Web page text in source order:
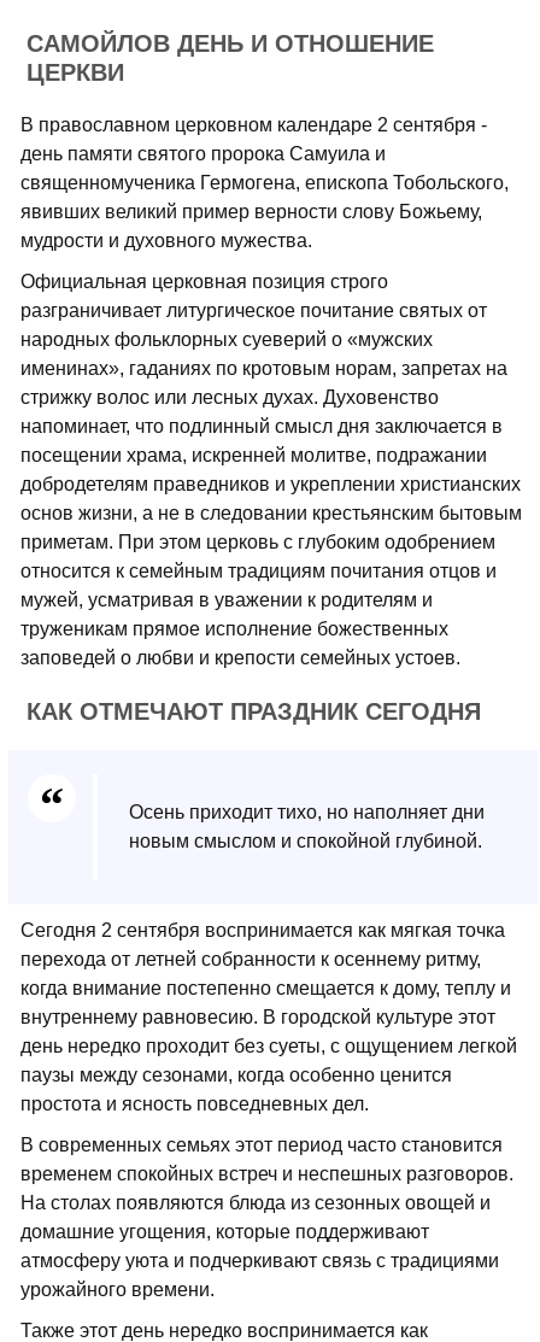
САМОЙЛОВ ДЕНЬ И ОТНОШЕНИЕ
ЦЕРКВИ
В православном церковном календаре 2 сентября -
день памяти святого пророка Самуила и
священномученика Гермогена, епископа Тобольского,
явивших великий пример верности слову Божьему,
мудрости и духовного мужества.
Официальная церковная позиция строго
разграничивает литургическое почитание святых от
народных фольклорных суеверий о «мужских
именинах», гаданиях по кротовым норам, запретах на
стрижку волос или лесных духах. Духовенство
напоминает, что подлинный смысл дня заключается в
посещении храма, искренней молитве, подражании
добродетелям праведников и укреплении христианских
основ жизни, а не в следовании крестьянским бытовым
приметам. При этом церковь с глубоким одобрением
относится к семейным традициям почитания отцов и
мужей, усматривая в уважении к родителям и
труженикам прямое исполнение божественных
заповедей о любви и крепости семейных устоев.
КАК ОТМЕЧАЮТ ПРАЗДНИК СЕГОДНЯ
Осень приходит тихо, но наполняет дни
новым смыслом и спокойной глубиной.
Сегодня 2 сентября воспринимается как мягкая точка
перехода от летней собранности к осеннему ритму,
когда внимание постепенно смещается к дому, теплу и
внутреннему равновесию. В городской культуре этот
день нередко проходит без суеты, с ощущением легкой
паузы между сезонами, когда особенно ценится
простота и ясность повседневных дел.
В современных семьях этот период часто становится
временем спокойных встреч и неспешных разговоров.
На столах появляются блюда из сезонных овощей и
домашние угощения, которые поддерживают
атмосферу уюта и подчеркивают связь с традициями
урожайного времени.
Также этот день нередко воспринимается как